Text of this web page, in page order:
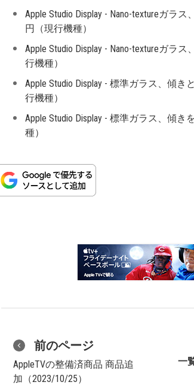
Apple Studio Display - Nano-textureガ
円（現行機種）
Apple Studio Display - Nano-textureガ
行機種）
Apple Studio Display - 標準ガラス、傾
行機種）
Apple Studio Display - 標準ガラス、傾
種）
前のページ
AppleTVの整備済商品 商品追
加（2023/10/25）
一